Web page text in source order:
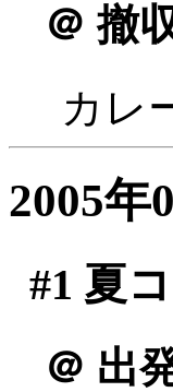
＠ 撤
カレ
2005年
#1 夏
＠ 出